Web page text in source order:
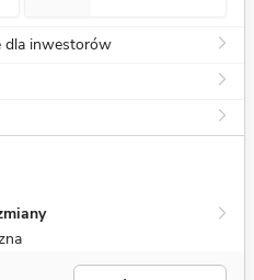
dla inwestorów